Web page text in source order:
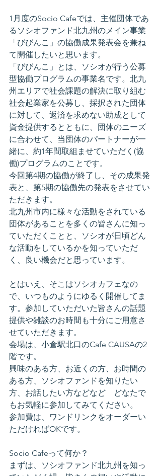
1月度のSocio Cafeでは、主催団体であ
るソシオファンド北九州のメイン事業
「びびんこ」の協働成果発表会を兼ね
て開催したいと思います。
「びびんこ」とは、ソシオが行う公募
型協働プログラムの事業名です。北九
州エリアで社会課題の解決に取り組む
社会起業家を公募し、採択された団体
に対して、返済を求めない助成として
資金提供するとともに、団体のニーズ
に合わせて、当団体のパートナーが一
緒に、約1年間取組ませていただく(協
働)プログラムのことです。
今回第4期の協働が終了し、その成果発
表と、第5期の協働先の発表をさせてい
ただきます。
北九州市内に様々な活動をされている
団体があることを多くの皆さんに知っ
ていただくことと、ソシオが日頃どん
な活動をしているかを知っていただ
く、良い機会だと思っています。
とはいえ、そこはソシオカフェなの
で、いつものようにゆるく開催してま
す。参加していただいた皆さんの話題
提供や雑談のお時間も十分にご用意さ
せていただきます。
会場は、小倉駅北口のCafe CAUSAの2
階です。
興味のある方、お近くの方、お時間の
ある方、ソシオファンドを知りたい
方、お話したい方などなど　どなたで
もお気軽に参加してみてください。
参加費は、ワンドリンクをオーダーい
ただければOKです。
Socio Cafeって何か？
まずは、ソシオファンド北九州を知っ